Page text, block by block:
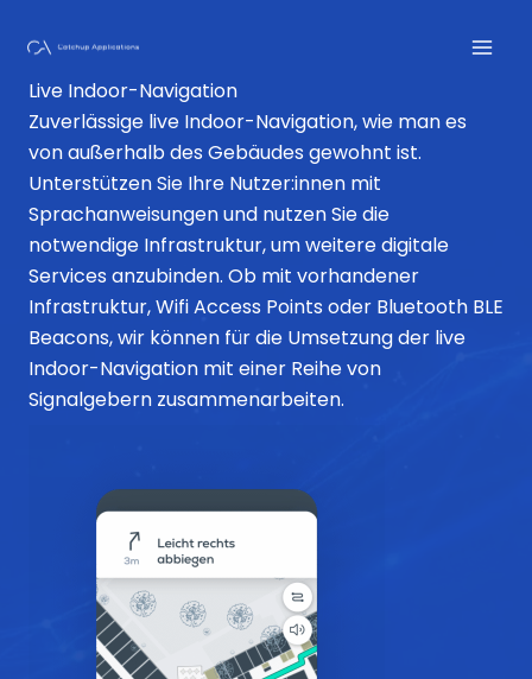
Inhalt
Live Indoor-Navigation
Zuverlässige live Indoor-Navigation, wie man es
von außerhalb des Gebäudes gewohnt ist.
Unterstützen Sie Ihre Nutzer:innen mit
Sprachanweisungen und nutzen Sie die
notwendige Infrastruktur, um weitere digitale
Services anzubinden. Ob mit vorhandener
Infrastruktur, Wifi Access Points oder Bluetooth BLE
Beacons, wir können für die Umsetzung der live
Indoor-Navigation mit einer Reihe von
Signalgebern zusammenarbeiten.